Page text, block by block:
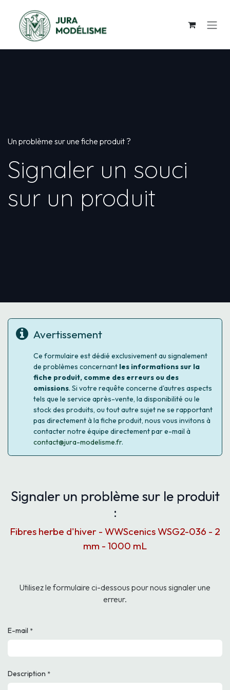
Un problème sur une fiche produit ?
Signaler un souci
sur un produit
Avertissement
Ce formulaire est dédié exclusivement au signalement
de problèmes concernant les informations sur la
fiche produit, comme des erreurs ou des
omissions. Si votre requête concerne d'autres aspects
tels que le service après-vente, la disponibilité ou le
stock des produits, ou tout autre sujet ne se rapportant
pas directement à la fiche produit, nous vous invitons à
contacter notre équipe directement par e-mail à
contact@jura-modelisme.fr.
Signaler un problème sur le produit
:
Fibres herbe d'hiver - WWScenics WSG2-036 - 2
mm - 1000 mL
Utilisez le formulaire ci-dessous pour nous signaler une
erreur.
E-mail *
Description *